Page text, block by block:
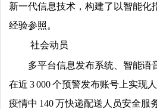
新一代信息技术，构建了以智能化
经验参照。
社会动员
多平台信息发布系统、智能语
在近 3 000 个预警发布账号上实现
疫情中 140 万快递配送人员安全